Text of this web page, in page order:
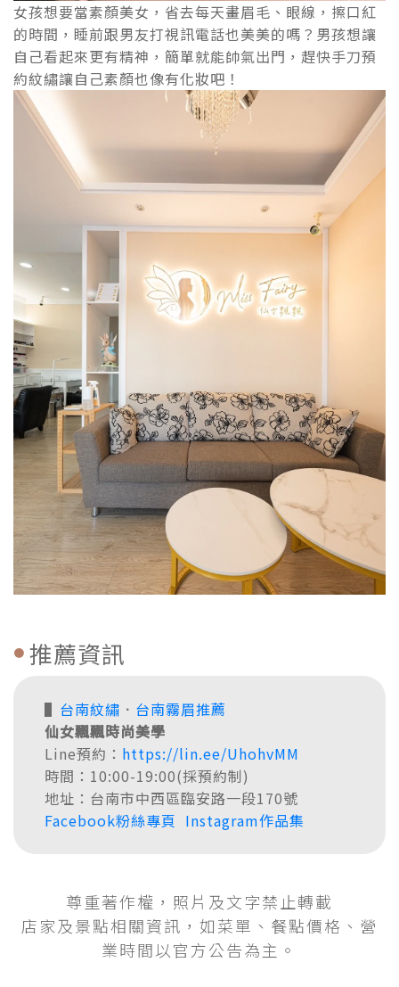
女孩想要當素顏美女，省去每天畫眉毛、眼線，擦口紅
的時間，睡前跟男友打視訊電話也美美的嗎？男孩想讓
自己看起來更有精神，簡單就能帥氣出門，趕快手刀預
約紋繡讓自己素顏也像有化妝吧！
推薦資訊
▌ 台南紋繡 ． 台南霧眉推薦
仙女飄飄時尚美學
Line預約： https://lin.ee/UhohvMM
時間：10:00-19:00(採預約制)
地址： 台南市中西區臨安路一段170號
Facebook粉絲專頁 Instagram作品集
尊重著作權，照片及文字禁止轉載
店家及景點相關資訊，如菜單、餐點價格、營
業時間以官方公告為主。